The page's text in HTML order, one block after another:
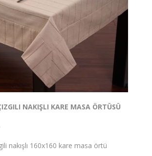
NAKIŞLI KARE MASA ÖRTÜSÜ
nakışlı 160x160 kare masa örtü